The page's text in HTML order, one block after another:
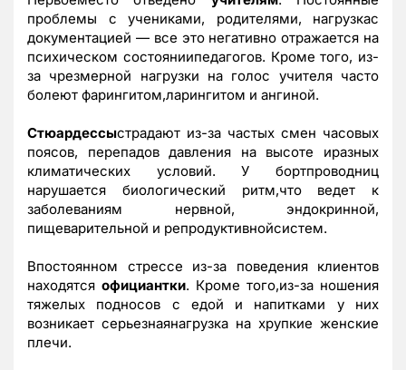
проблемы с учениками, родителями, нагрузкас
документацией — все это негативно отражается на
психическом состояниипедагогов. Кроме того, из-
за чрезмерной нагрузки на голос учителя часто
болеют фарингитом,ларингитом и ангиной.
Стюардессыстрадают из-за частых смен часовых
поясов, перепадов давления на высоте иразных
климатических условий. У бортпроводниц
нарушается биологический ритм,что ведет к
заболеваниям нервной, эндокринной,
пищеварительной и репродуктивнойсистем.
Впостоянном стрессе из-за поведения клиентов
находятся официантки. Кроме того,из-за ношения
тяжелых подносов с едой и напитками у них
возникает серьезнаянагрузка на хрупкие женские
плечи.